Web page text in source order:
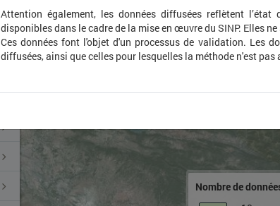
Nombre de
Attention également, les données diffusées reflètent l’état
disponibles dans le cadre de la mise en œuvre du SINP. Elles
Ces données font l'objet d'un processus de validation. Les
diffusées, ainsi que celles pour lesquelles la méthode n'est pas